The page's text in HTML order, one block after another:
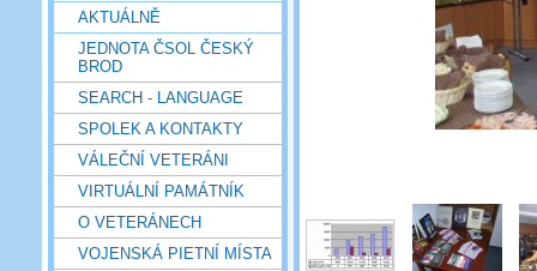
AKTUÁLNĚ
JEDNOTA ČSOL ČESKÝ
BROD
SEARCH - LANGUAGE
SPOLEK A KONTAKTY
VÁLEČNÍ VETERÁNI
VIRTUÁLNÍ PAMÁTNÍK
O VETERÁNECH
VOJENSKÁ PIETNÍ MÍSTA